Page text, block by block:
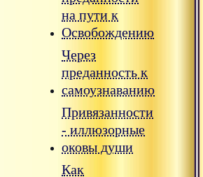
на пути к
Освобождению
Через
преданность к
самоузнаванию
Привязанности
- иллюзорные
оковы души
Как